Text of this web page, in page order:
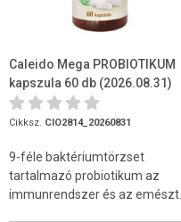
Caleido Mega PROBIOTIKUM
kapszula 60 db (2026.08.31)
Cikksz. CIO2814_20260831
9-féle baktériumtörzset
tartalmazó probiotikum az
immunrendszer és az emészt...